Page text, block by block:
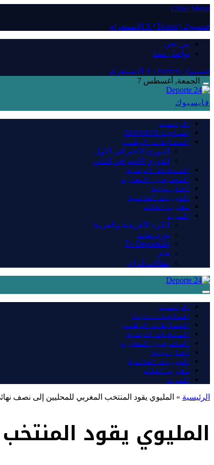
Close Menu
فيسبوك X (Twitter) الانستغرام
من نحن
تواصل معنا
فيسبوك X (Twitter) الانستغرام
الجمعة, أغسطس 7
فايسبوك
الرئيسية
افتتاحية DEPORTE
المسابقات الوطنية
الدوري الاحترافي الأول
الدوري الاحترافي الثاني
المنتخبات الوطنية
المحترفون المغاربة
أخبار دولية
الدوريات العالمية
مغاربة العالم
المزيد
الكرة الأفريقية والعربية
بورتريهات
Tv Deporte24
هام
مقالات الرأي
الرئيسية
افتتاحية deporte
المسابقات الوطنية
المنتخبات الوطنية
المحترفون المغاربة
أخبار دولية
الدوريات العالمية
مغاربة العالم
المزيد
الرئيسية » المليوي يقود المنتخب المغربي للمحليين إلى نصف
المليوي يقود